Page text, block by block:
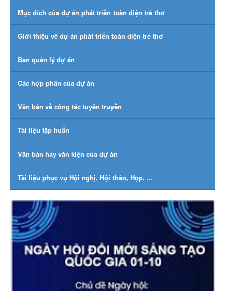
Mục đích của dự án phát triển toàn diện trẻ thơ
Giới thiệu về dự án phát triển toàn diện trẻ thơ
Ban quản lý dự án
Các hợp phần của dự án
Văn bản về công tác tuyên truyền
Tài liệu tập huấn
Văn bản hay văn kiện của dự án
Tài liệu phục vụ Hội nghị, Hội thảo, Họp, ...